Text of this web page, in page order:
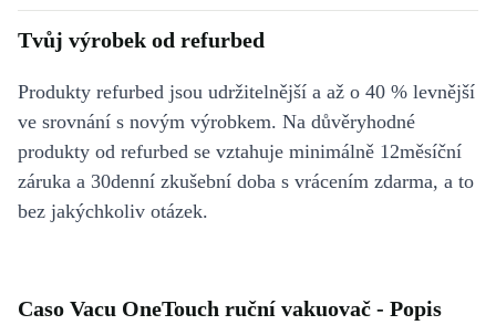
Tvůj výrobek od refurbed
Produkty refurbed jsou udržitelnější a až o 40 % levnější
ve srovnání s novým výrobkem. Na důvěryhodné
produkty od refurbed se vztahuje minimálně 12měsíční
záruka a 30denní zkušební doba s vrácením zdarma, a to
bez jakýchkoliv otázek.
Caso Vacu OneTouch ruční vakuovač - Popis